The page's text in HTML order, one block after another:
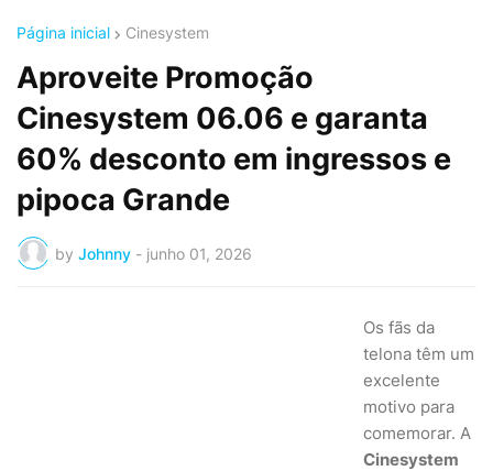
Página inicial Cinesystem
Aproveite Promoção
Cinesystem 06.06 e garanta
60% desconto em ingressos e
pipoca Grande
by Johnny - junho 01, 2026
Os fãs da
telona têm um
excelente
motivo para
comemorar. A
Cinesystem